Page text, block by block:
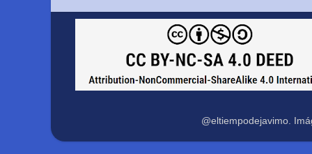
@eltiempodejavimo.